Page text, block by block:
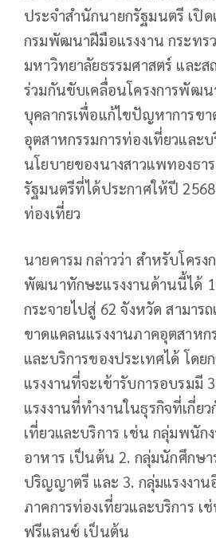
ประจำสำนักนายกรัฐมนตรี เปิด
กรมพัฒนาฝีมือแรงงาน กระทร
มหาวิทยาลัยธรรมศาสตร์ และส
ร่วมกันขับเคลื่อนโครงการพัฒ
บุคลากรเพื่อแก้ไขปัญหาการข
อุตสาหกรรมการท่องเที่ยวและ
นโยบายของนางสาวแพทองธา
รัฐมนตรีที่ได้ประกาศให้ปี
ท่องเที่ยว
นายคารม กล่าวว่า สำหรับโครง
พัฒนาทักษะแรงงานด้านนี้ได้
กระจายไปสู่ 62 จังหวัด สามาร
ขาดแคลนแรงงานภาคอุตสาหก
และบริการของประเทศได้ โดย
แรงงานที่จะเข้ารับการอบรมมี
แรงงานที่ทำงานในธุรกิจที่เกี่ย
เที่ยวและบริการ เช่น กลุ่มพนัก
อาหาร เป็นต้น 2. กลุ่มนักศึกษ
ปริญญาตรี และ 3. กลุ่มแรงงาน
ภาคการท่องเที่ยวและบริการ
ฟรีแลนซ์ เป็นต้น